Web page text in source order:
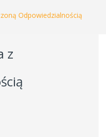
Odpowiedzialnością
z